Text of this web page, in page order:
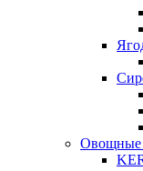
Овощные